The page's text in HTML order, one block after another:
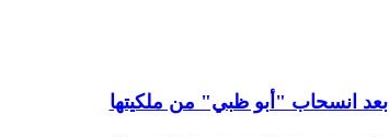
بعد انسحاب "أبو ظبي" من ملكيتها